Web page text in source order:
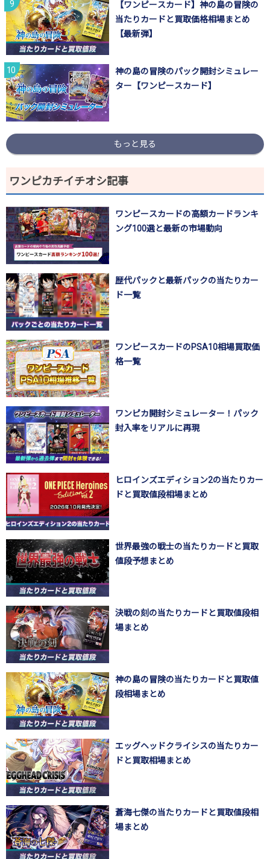
【ワンピースカード】神の島の冒険の
当たりカードと買取価格相場まとめ
【最新弾】
神の島の冒険のパック開封シミュレー
ター【ワンピースカード】
もっと見る
ワンピカチイチオシ記事
ワンピースカードの高額カードランキ
ング100選と最新の市場動向
歴代パックと最新パックの当たりカー
ド一覧
ワンピースカードのPSA10相場買取価
格一覧
ワンピカ開封シミュレーター！パック
封入率をリアルに再現
ヒロインズエディション2の当たりカー
ドと買取値段相場まとめ
世界最強の戦士の当たりカードと買取
値段予想まとめ
決戦の刻の当たりカードと買取値段相
場まとめ
神の島の冒険の当たりカードと買取値
段相場まとめ
エッグヘッドクライシスの当たりカー
ドと買取相場まとめ
蒼海七傑の当たりカードと買取値段相
場まとめ